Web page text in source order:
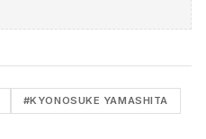
#KYONOSUKE YAMASHITA